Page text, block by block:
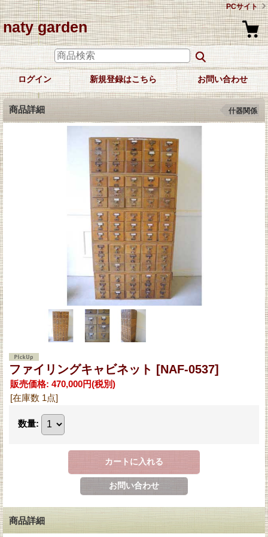
PCサイト
naty garden
ログイン 新規登録はこちら お問い合わせ
商品詳細 什器関係
ファイリングキャビネット [NAF-0537]
販売価格: 470,000円(税別)
[在庫数 1点]
数量:
商品詳細